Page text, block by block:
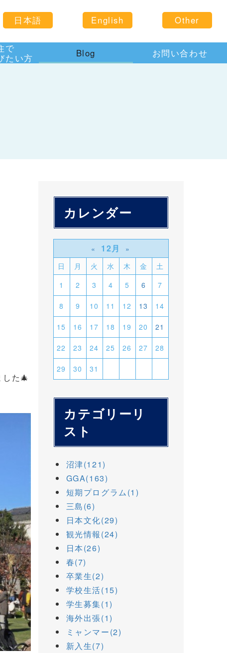
日本語 English Other
で
たい方
Blog お問い合わせ
た🎄
カレンダー
« 12月
»
日
月 火 水 木 金
土
1
2 3 4 5 6 7
8 9 10 11 12 13 14
15 16 17 18 19 20 21
22 23 24 25 26 27 28
29 30 31
カテゴリーリ
スト
沼津(121)
GGA(163)
短期プログラム(1)
三島(6)
日本文化(29)
観光情報(24)
日本(26)
春(7)
卒業生(2)
学校生活(15)
学生募集(1)
海外出張(1)
ミャンマー(2)
新入生(7)